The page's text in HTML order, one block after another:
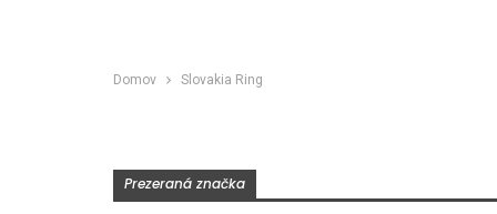
Domov Slovakia Ring
Prezeraná značka